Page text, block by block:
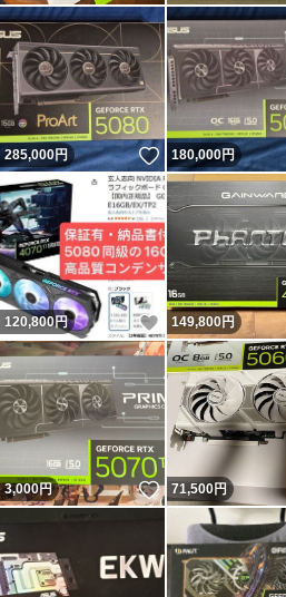
285,000円 いいね！
180,000円
120,800円 いいね！
149,800円
3,000円 いいね！
71,500円